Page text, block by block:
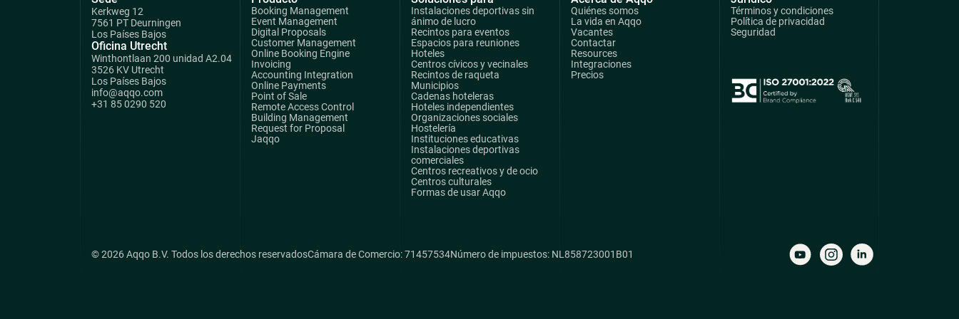
Kerkweg 12
7561 PT Deurningen
Los Países Bajos
Oficina Utrecht
Winthontlaan 200 unidad A2.04
3526 KV Utrecht
Los Países Bajos
info@aqqo.com
+31 85 0290 520
Booking Management
Event Management
Digital Proposals
Customer Management
Online Booking Engine
Invoicing
Accounting Integration
Online Payments
Point of Sale
Remote Access Control
Building Management
Request for Proposal
Jaqqo
Instalaciones deportivas sin
ánimo de lucro
Recintos para eventos
Espacios para reuniones
Hoteles
Centros cívicos y vecinales
Recintos de raqueta
Municipios
Cadenas hoteleras
Hoteles independientes
Organizaciones sociales
Hostelería
Instituciones educativas
Instalaciones deportivas
comerciales
Centros recreativos y de ocio
Centros culturales
Formas de usar Aqqo
Quiénes somos
La vida en Aqqo
Vacantes
Contactar
Resources
Integraciones
Precios
Términos y condiciones
Política de privacidad
Seguridad
© 2026 Aqqo B.V. Todos los derechos reservadosCámara de Comercio: 71457534Número de impuestos: NL858723001B01